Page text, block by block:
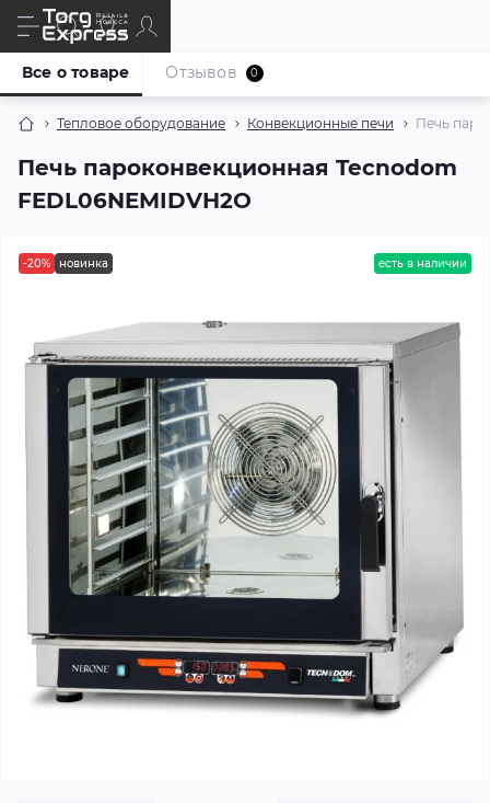
Тепловое оборудование Конвекционные печи Печь
Печь пароконвекционная Tecnodom
FEDL06NEMIDVH2O
Все о товаре Отзывов 0
-20% новинка есть в наличии